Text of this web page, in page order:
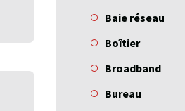
Baie réseau
Boîtier
Broadband
Bureau